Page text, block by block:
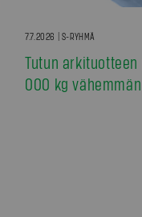
7.7.2026 | S-RYHMÄ
Tutun
000 kg